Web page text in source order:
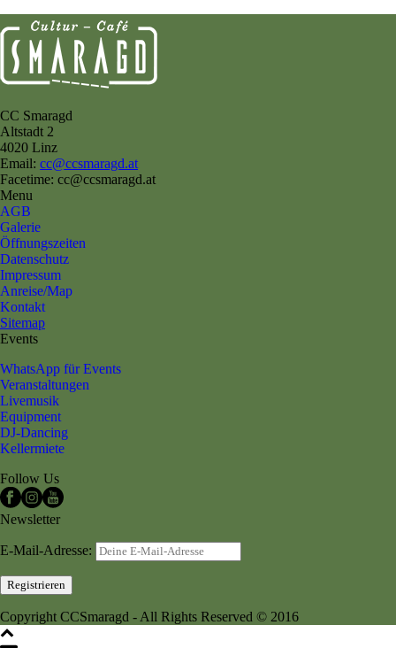
CC Smaragd
Altstadt 2
4020 Linz
Email: cc@ccsmaragd.at
Facetime: cc@ccsmaragd.at
Menu
AGB
Galerie
Öffnungszeiten
Datenschutz
Impressum
Anreise/Map
Kontakt
Sitemap
Events
WhatsApp für Events
Veranstaltungen
Livemusik
Equipment
DJ-Dancing
Kellermiete
Follow Us
Newsletter
E-Mail-Adresse:
Copyright CCSmaragd - All Rights Reserved © 2016